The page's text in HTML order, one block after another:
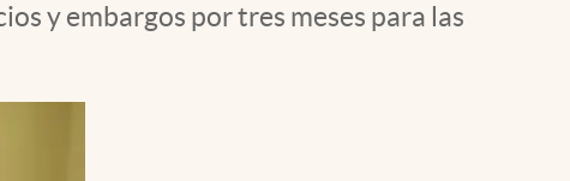
y embargos por tres meses para las